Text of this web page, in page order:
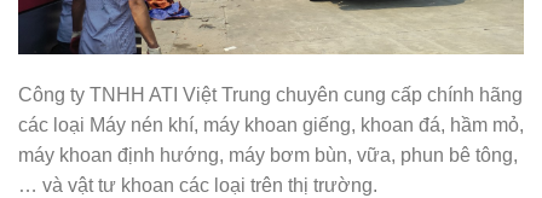
Công ty TNHH ATI Việt Trung chuyên cung cấp chính hãng
các loại Máy nén khí, máy khoan giếng, khoan đá, hầm mỏ,
máy khoan định hướng, máy bơm bùn, vữa, phun bê tông,
… và vật tư khoan các loại trên thị trường.